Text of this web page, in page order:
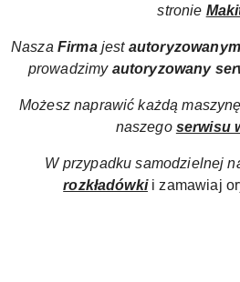
stronie
Nasza Firmajest
prowadzimy autoryzowany
Możesz naprawić każdą
naszego serwisu
W przypadku samodzielnej
rozkładówkii zamawiaj